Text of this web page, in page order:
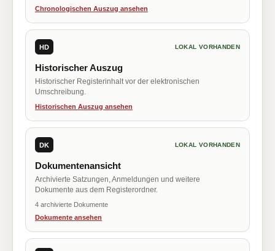
Chronologischen Auszug ansehen
HD LOKAL VORHANDEN
Historischer Auszug
Historischer Registerinhalt vor der elektronischen
Umschreibung.
Historischen Auszug ansehen
DK LOKAL VORHANDEN
Dokumentenansicht
Archivierte Satzungen, Anmeldungen und weitere
Dokumente aus dem Registerordner.
4 archivierte Dokumente
Dokumente ansehen